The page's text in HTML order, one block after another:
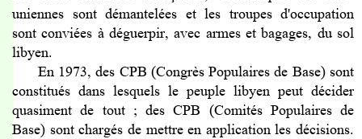
uniennes sont démantelées et les troupes d'occupation
sont conviées à déguerpir, avec armes et bagages, du sol
libyen.
En 1973, des CPB (Congrès Populaires de Base) sont
constitués dans lesquels le peuple libyen peut décider
quasiment de tout ; des CPB (Comités Populaires de
Base) sont chargés de mettre en application les décisions.